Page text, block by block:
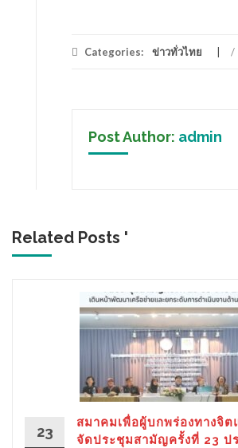
Categories: ข่าวทั่วไทย /
Post Author: admin
Related Posts '
23
สมาคมเพื่อผู้บกพร่องทางจิต
จัดประชุมสามัญครั้งที่ 23 ป